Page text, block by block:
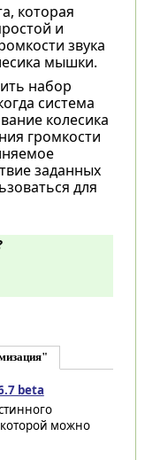
которая
и
звука
мышки.
набор
система
колесика
громкости
заданных
для
beta
можно